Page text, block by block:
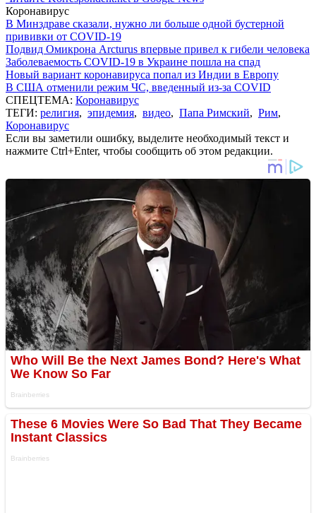
Коронавирус
В Минздраве сказали, нужно ли больше одной бустерной
прививки от COVID-19
Подвид Омикрона Arcturus впервые привел к гибели человека
Заболеваемость COVID-19 в Украине пошла на спад
Новый вариант коронавируса попал из Индии в Европу
В США отменили режим ЧС, введенный из-за COVID
СПЕЦТЕМА: Коронавирус
ТЕГИ: религия, эпидемия, видео, Папа Римский, Рим,
Коронавирус
Если вы заметили ошибку, выделите необходимый текст и
нажмите Ctrl+Enter, чтобы сообщить об этом редакции.